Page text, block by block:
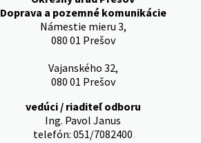
Doprava a pozemné komunikácie
Námestie mieru 3,
080 01 Prešov
Vajanského 32,
080 01 Prešov
vedúci / riaditeľ odboru
Ing. Pavol Janus
telefón: 051/7082400